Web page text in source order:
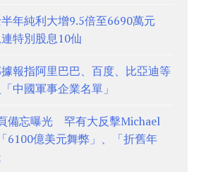
年純利大增9.5倍至6690萬元
特別股息10仙
報指阿里巴巴、百度、比亞迪等
中國軍事企業名單」
備忘曝光 罕有大反擊Michael
6100億美元舞弊」、「折舊年